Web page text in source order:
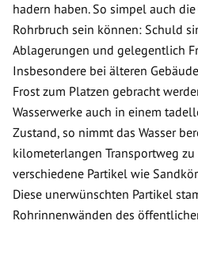
hadern haben. So simpel auch
Rohrbruch sein können: Schuld
Ablagerungen und gelegentlich
Insbesondere bei älteren
Frost zum Platzen gebracht
Wasserwerke auch in einem
Zustand, so nimmt das Wasser
kilometerlangen Transportweg
verschiedene Partikel wie
Diese unerwünschten Partikel
Rohrinnenwänden des